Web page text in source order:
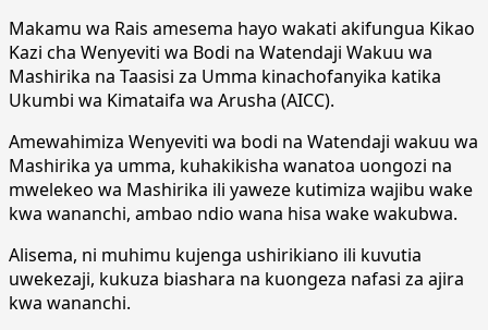
Makamu wa Rais amesema hayo wakati akifungua Kikao
Kazi cha Wenyeviti wa Bodi na Watendaji Wakuu wa
Mashirika na Taasisi za Umma kinachofanyika katika
Ukumbi wa Kimataifa wa Arusha (AICC).
Amewahimiza Wenyeviti wa bodi na Watendaji wakuu wa
Mashirika ya umma, kuhakikisha wanatoa uongozi na
mwelekeo wa Mashirika ili yaweze kutimiza wajibu wake
kwa wananchi, ambao ndio wana hisa wake wakubwa.
Alisema, ni muhimu kujenga ushirikiano ili kuvutia
uwekezaji, kukuza biashara na kuongeza nafasi za ajira
kwa wananchi.